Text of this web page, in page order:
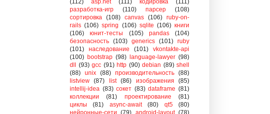
разработка-игр
(110) парсер
(108)
сортировка
(108) canvas (106) ruby-on-
rails (106) spring (106) sqlite (106) книги
(106)
юнит-тесты (105) pandas
(104)
безопасность (103) generics (101) ruby
(101)
наследование (101)
vkontakte-api
(100) bootstrap (98) language-lawyer (98)
dll (93) gcc (91) http (90) debian (89) shell
(88) unix (88) производительность (88)
listview
(87) list (86) изображения
(85)
intellij-idea (83) сокет (83) dataframe (81)
коллекции
(81) проектирование
(81)
циклы
(81) async-await (80) qt5
(80)
нейронные-сети (79) android-layout (78)